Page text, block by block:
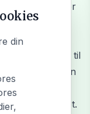
Her arbejder
del af
får bønnerne til
smagen
certificeret.
din